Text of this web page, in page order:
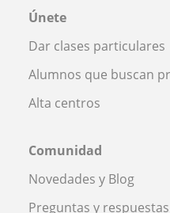
Únete
Dar clases particulares
Alumnos que buscan
Alta centros
Comunidad
Novedades y Blog
Preguntas y respuestas